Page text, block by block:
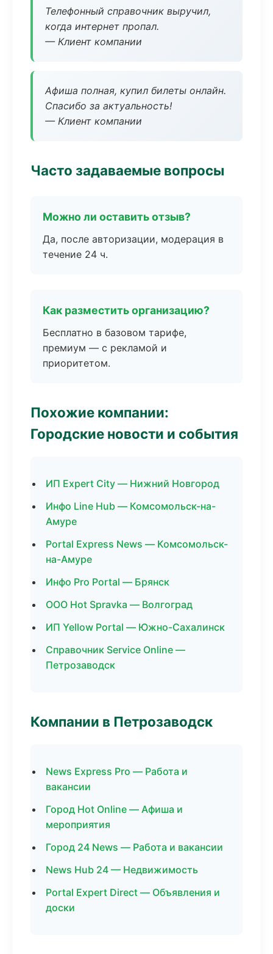
Телефонный справочник выручил,
когда интернет пропал.
— Клиент компании
Афиша полная, купил билеты онлайн.
Спасибо за актуальность!
— Клиент компании
Часто задаваемые вопросы
Можно ли оставить отзыв?
Да, после авторизации, модерация в
течение 24 ч.
Как разместить организацию?
Бесплатно в базовом тарифе,
премиум — с рекламой и
приоритетом.
Похожие компании:
Городские новости и события
ИП Expert City — Нижний Новгород
Инфо Line Hub — Комсомольск-на-
Амуре
Portal Express News — Комсомольск-
на-Амуре
Инфо Pro Portal — Брянск
ООО Hot Spravka — Волгоград
ИП Yellow Portal — Южно-Сахалинск
Справочник Service Online —
Петрозаводск
Компании в Петрозаводск
News Express Pro — Работа и
вакансии
Город Hot Online — Афиша и
мероприятия
Город 24 News — Работа и вакансии
News Hub 24 — Недвижимость
Portal Expert Direct — Объявления и
доски